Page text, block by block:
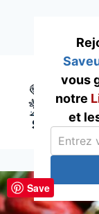
content
vous
notre
et
Save